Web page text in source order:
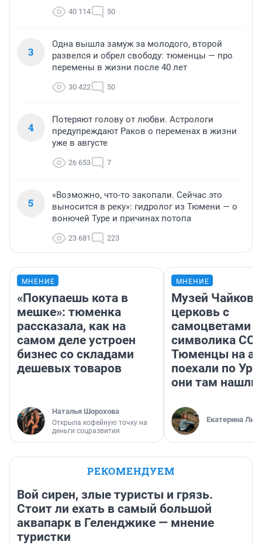
40 114 50
3
Одна вышла замуж за молодого, второй
развелся и обрел свободу: тюменцы — про
перемены в жизни после 40 лет
30 422 50
4
Потеряют голову от любви. Астрологи
предупреждают Раков о переменах в жизни
уже в августе
26 653 7
5
«Возможно, что-то закопали. Сейчас это
выносится в реку»: гидролог из Тюмени — о
вонючей Туре и причинах потопа
23 681 223
МНЕНИЕ
«Покупаешь кота в
мешке»: тюменка
рассказала, как на
самом деле устроен
бизнес со складами
дешевых товаров
Наталья Шорохова
Открыла кофейную точку на
деньги соцразвития
МНЕНИЕ
Музей
церковь с
самоцветами
символика
Тюменцы на
поехали по
они там нашли
Екатерина
РЕКОМЕНДУЕМ
Вой сирен, злые туристы и грязь.
Стоит ли ехать в самый большой
аквапарк в Геленджике — мнение
туристки